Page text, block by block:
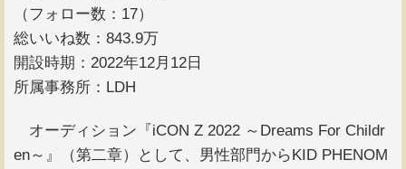
（フォロー数：17）
総いいね数：843.9万
開設時期：2022年12月12日
所属事務所：LDH
オーディション『iCON Z 2022 ～Dreams For Childr
en～』（第二章）として、男性部門からKID PHENOM